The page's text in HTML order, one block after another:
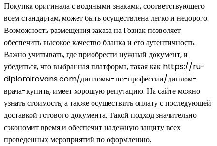
Покупка оригинала с водяными знаками, соответствующего
всем стандартам, может быть осуществлена легко и недорого.
Возможность размещения заказа на Гознак позволяет
обеспечить высокое качество бланка и его аутентичность.
Важно учитывать, где приобрести нужный документ, и
убедиться, что выбранная платформа, такая как https://ru-
diplomirovans.com/дипломы-по-профессии/диплом-
врача-купить, имеет хорошую репутацию. На сайте можно
узнать стоимость, а также осуществить оплату с последующей
доставкой готового документа. Такой подход значительно
сэкономит время и обеспечит надежную защиту всех
проведенных мероприятий по оформлению.